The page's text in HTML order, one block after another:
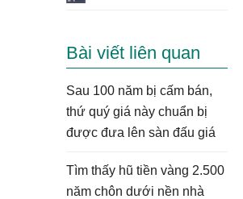
Bài viết liên quan
Sau 100 năm bị cấm bán,
thứ quý giá này chuẩn bị
được đưa lên sàn đấu giá
Tìm thấy hũ tiền vàng 2.500
năm chôn dưới nền nhà